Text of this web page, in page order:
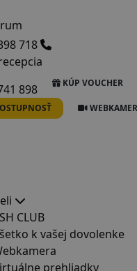
718
898
KÚP VOUCHER
CLUB
k vašej dovolenke
prehliadky